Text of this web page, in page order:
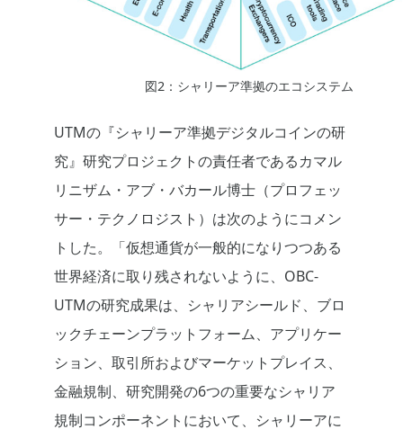
図2：シャリーア準拠のエコシステム
UTMの『シャリーア準拠デジタルコインの研
究』研究プロジェクトの責任者であるカマル
リニザム・アブ・バカール博士（プロフェッ
サー・テクノロジスト）は次のようにコメン
トした。「仮想通貨が一般的になりつつある
世界経済に取り残されないように、OBC-
UTMの研究成果は、シャリアシールド、ブロ
ックチェーンプラットフォーム、アプリケー
ション、取引所およびマーケットプレイス、
金融規制、研究開発の6つの重要なシャリア
規制コンポーネントにおいて、シャリーアに